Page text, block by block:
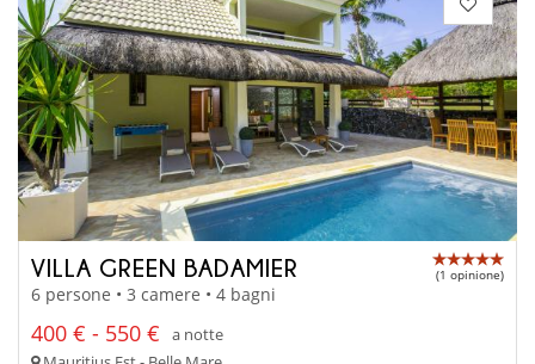
VILLA GREEN BADAMIER (1 opinione)
6 persone • 3 camere • 4 bagni
400 € - 550 €
a notte